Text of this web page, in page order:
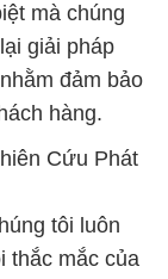
mà chúng
giải pháp
đảm bảo
hàng.
Cứu Phát
tôi luôn
thắc mắc của